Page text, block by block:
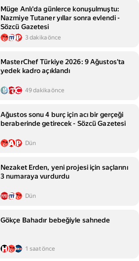
Müge Anlı'da günlerce konuşulmuştu:
Nazmiye Tutaner yıllar sonra evlendi -
Sözcü Gazetesi
3 dakika önce
MasterChef Türkiye 2026: 9 Ağustos'ta
yedek kadro açıklandı
49 dakika önce
Ağustos sonu 4 burç için acı bir gerçeği
beraberinde getirecek - Sözcü Gazetesi
Dün
Nezaket Erden, yeni projesi için saçlarını
3 numaraya vurdurdu
Dün
Gökçe Bahadır bebeğiyle sahnede
1 saat önce